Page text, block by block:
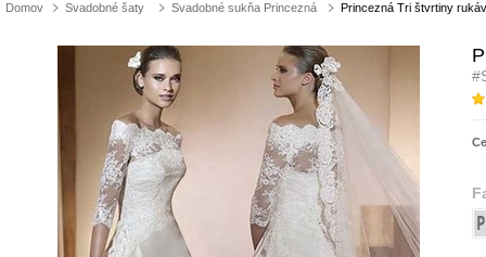
Domov Svadobné šaty Svadobné sukňa Princezná Princezná Tri štvrtiny